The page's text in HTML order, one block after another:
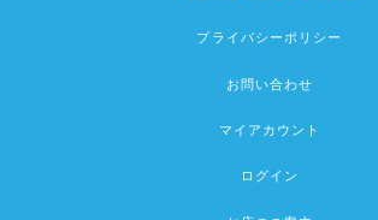
プライバシーポリシー
お問い合わせ
マイアカウント
ログイン